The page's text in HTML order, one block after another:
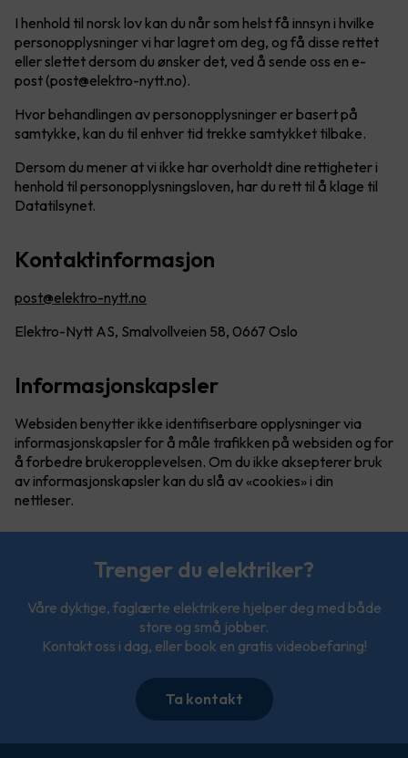
I henhold til norsk lov kan du når som helst få innsyn i hvilke
personopplysninger vi har lagret om deg, og få disse rettet
eller slettet dersom du ønsker det, ved å sende oss en e-
post (post@elektro-nytt.no).
Hvor behandlingen av personopplysninger er basert på
samtykke, kan du til enhver tid trekke samtykket tilbake.
Dersom du mener at vi ikke har overholdt dine rettigheter i
henhold til personopplysningsloven, har du rett til å klage til
Datatilsynet.
Kontaktinformasjon
post@elektro-nytt.no
Elektro-Nytt AS, Smalvollveien 58, 0667 Oslo
Informasjonskapsler
Websiden benytter ikke identifiserbare opplysninger via
informasjonskapsler for å måle trafikken på websiden og for
å forbedre brukeropplevelsen. Om du ikke aksepterer bruk
av informasjonskapsler kan du slå av «cookies» i din
nettleser.
Trenger du elektriker?
Våre dyktige, faglærte elektrikere hjelper deg med både
store og små jobber.
Kontakt oss i dag, eller book en gratis videobefaring!
Ta kontakt